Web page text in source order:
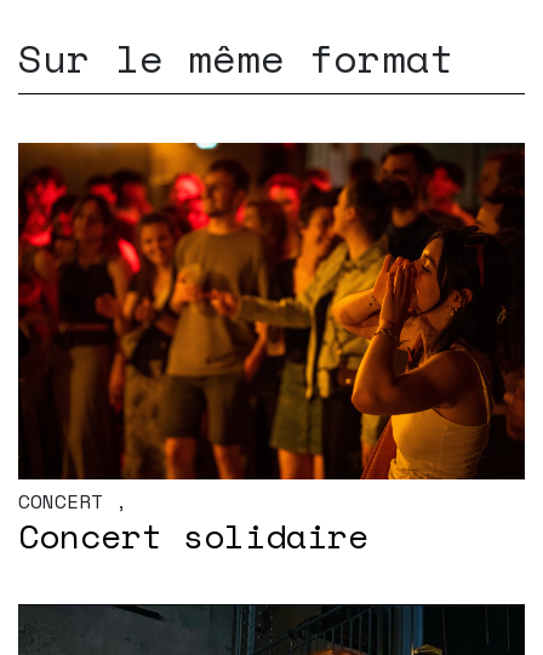
Sur le même format
CONCERT ,
Concert solidaire